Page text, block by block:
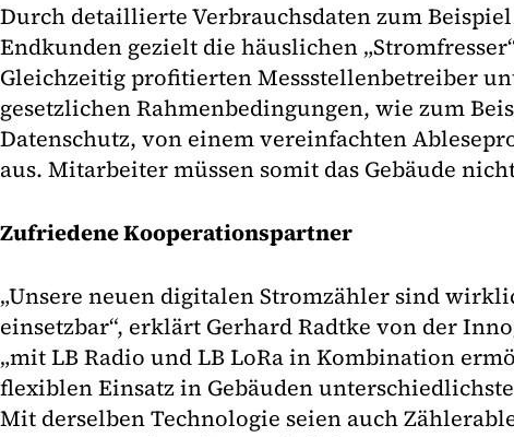
Durch detaillierte Verbrauchsdaten zum
Endkunden gezielt die häuslichen
Gleichzeitig profitierten Messstellenbetreiber
gesetzlichen Rahmenbedingungen, wie zum
Datenschutz, von einem vereinfachten
aus. Mitarbeiter müssen somit das Gebäude
Zufriedene Kooperationspartner
„Unsere neuen digitalen Stromzähler sind
einsetzbar“, erklärt Gerhard Radtke von der
„mit LB Radio und LB LoRa in Kombination
flexiblen Einsatz in Gebäuden
Mit derselben Technologie seien auch